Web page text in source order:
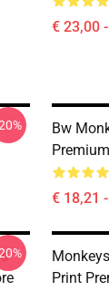
€ 23,00
Bw
€ 18,21
Print